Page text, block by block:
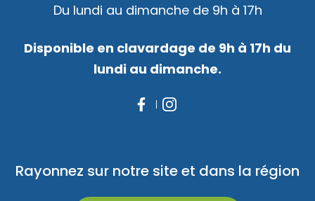
Du lundi au dimanche de 9h à 17h
Disponible en clavardage de 9h à 17h du
lundi au dimanche.
Rayonnez sur notre site et dans la région